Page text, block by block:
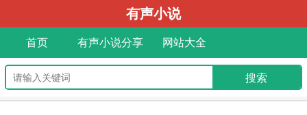
有声小说
首页 有声小说分享 网站大全